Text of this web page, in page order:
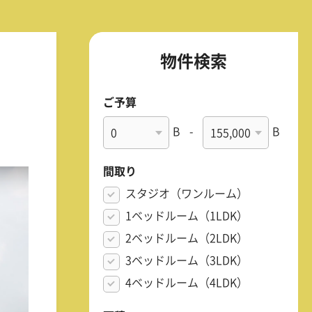
物件検索
ご予算
B - B
間取り
スタジオ（ワンルーム）
1ベッドルーム（1LDK）
2ベッドルーム（2LDK）
3ベッドルーム（3LDK）
4ベッドルーム（4LDK）